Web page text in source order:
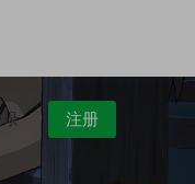
录 注册